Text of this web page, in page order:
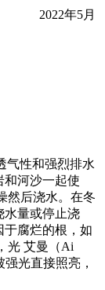
2022年5月
气性和强烈排水
和河沙一起使
然后浇水。在冬
水量或停止浇
于腐烂的根，如
光 艾曼（Ai
光直接照亮，